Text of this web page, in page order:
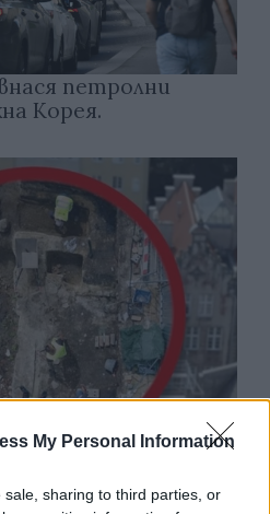
My Personal Information
sharing to third parties, or
петролни
Корея.
900 години